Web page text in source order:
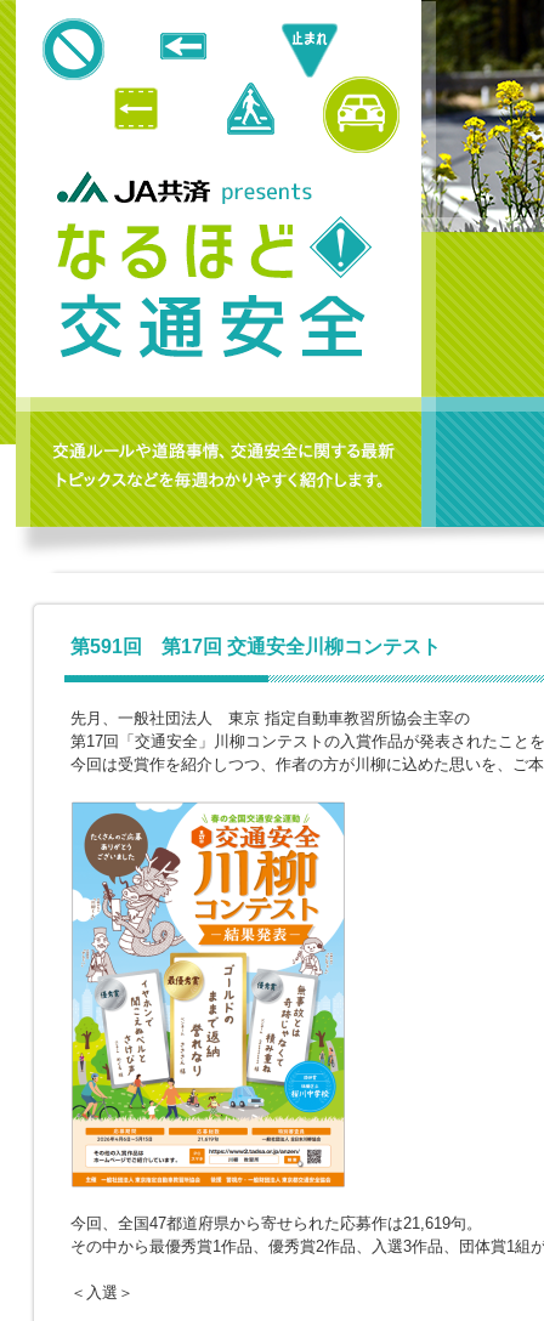
第591回 第17回 交通安全川柳コンテスト
先月、一般社団法人 東京 指定自動車教習所協会主宰の
第17回「交通安全」川柳コンテストの入賞作品が発表されたこと
今回は受賞作を紹介しつつ、作者の方が川柳に込めた思いを、ご
今回、全国47都道府県から寄せられた応募作は21,619句。
その中から最優秀賞1作品、優秀賞2作品、入選3作品、団体賞1組
＜入選＞